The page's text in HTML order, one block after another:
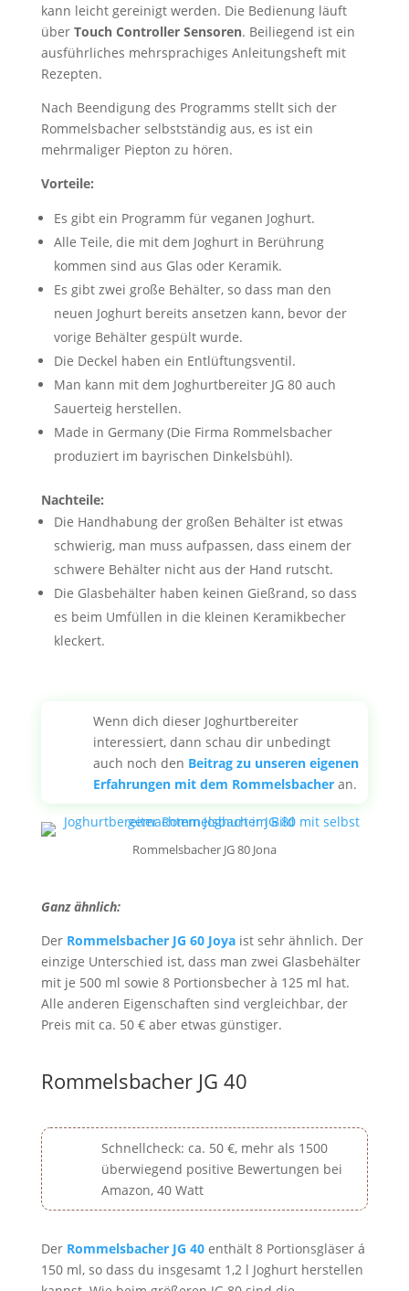
kann leicht gereinigt werden. Die Bedienung läuft
über Touch Controller Sensoren. Beiliegend ist ein
ausführliches mehrsprachiges Anleitungsheft mit
Rezepten.
Nach Beendigung des Programms stellt sich der
Rommelsbacher selbstständig aus, es ist ein
mehrmaliger Piepton zu hören.
Vorteile:
Es gibt ein Programm für veganen Joghurt.
Alle Teile, die mit dem Joghurt in Berührung
kommen sind aus Glas oder Keramik.
Es gibt zwei große Behälter, so dass man den
neuen Joghurt bereits ansetzen kann, bevor der
vorige Behälter gespült wurde.
Die Deckel haben ein Entlüftungsventil.
Man kann mit dem Joghurtbereiter JG 80 auch
Sauerteig herstellen.
Made in Germany (Die Firma Rommelsbacher
produziert im bayrischen Dinkelsbühl).
Nachteile:
Die Handhabung der großen Behälter ist etwas
schwierig, man muss aufpassen, dass einem der
schwere Behälter nicht aus der Hand rutscht.
Die Glasbehälter haben keinen Gießrand, so dass
es beim Umfüllen in die kleinen Keramikbecher
kleckert.
Wenn dich dieser Joghurtbereiter
interessiert, dann schau dir unbedingt
auch noch den Beitrag zu unseren eigenen
Erfahrungen mit dem Rommelsbacheran.
Rommelsbacher JG 80 Jona
Ganz ähnlich:
Der Rommelsbacher JG 60 Joya ist sehr ähnlich. Der
einzige Unterschied ist, dass man zwei Glasbehälter
mit je 500 ml sowie 8 Portionsbecher à 125 ml hat.
Alle anderen Eigenschaften sind vergleichbar, der
Preis mit ca. 50 € aber etwas günstiger.
Rommelsbacher JG 40
Schnellcheck: ca. 50 €, mehr als 1500
überwiegend positive Bewertungen bei
Amazon, 40 Watt
Der Rommelsbacher JG 40 enthält 8 Portionsgläser á
150 ml, so dass du insgesamt 1,2 l Joghurt herstellen